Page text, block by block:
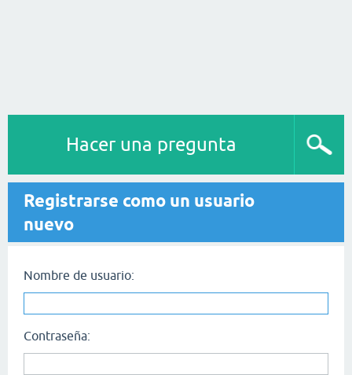
Hacer una pregunta
Registrarse como un usuario
nuevo
Nombre de usuario:
Contraseña: